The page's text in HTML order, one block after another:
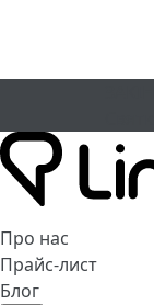
Про нас
Прайс-лист
Блог